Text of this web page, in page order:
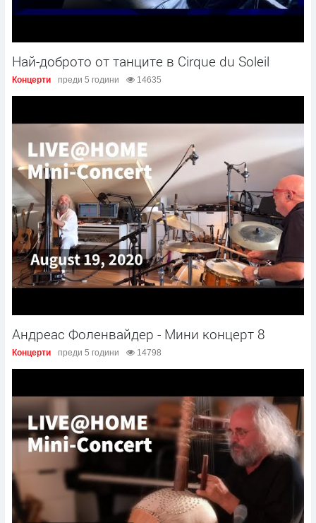
Най-доброто от танците в Cirque du Soleil
Концерти преди 5 години 14635
Андреас Фоленвайдер - Мини концерт 8
Концерти преди 5 години 14798